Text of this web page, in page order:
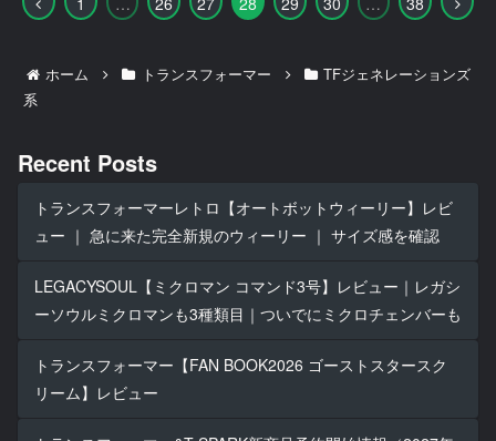
ホーム トランスフォーマー
TFジェネレーションズ
系
Recent Posts
トランスフォーマーレトロ【オートボットウィーリー】レビ
ュー ｜ 急に来た完全新規のウィーリー ｜ サイズ感を確認
LEGACYSOUL【ミクロマン コマンド3号】レビュー｜レガシ
ーソウルミクロマンも3種類目｜ついでにミクロチェンバーも
トランスフォーマー【FAN BOOK2026 ゴーストスタースク
リーム】レビュー